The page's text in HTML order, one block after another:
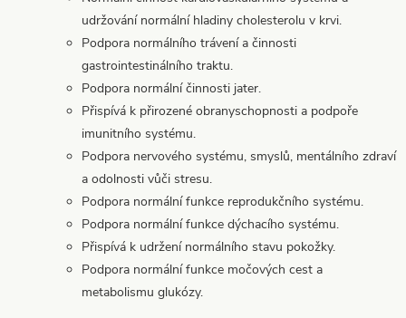
udržování normální hladiny cholesterolu v krvi.
Podpora normálního trávení a činnosti
gastrointestinálního traktu.
Podpora normální činnosti jater.
Přispívá k přirozené obranyschopnosti a podpoře
imunitního systému.
Podpora nervového systému, smyslů, mentálního zdraví
a odolnosti vůči stresu.
Podpora normální funkce reprodukčního systému.
Podpora normální funkce dýchacího systému.
Přispívá k udržení normálního stavu pokožky.
Podpora normální funkce močových cest a
metabolismu glukózy.